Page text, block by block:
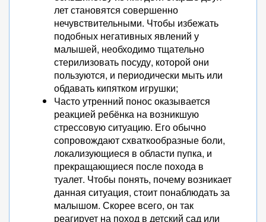
лет становятся совершенно
нечувствительными. Чтобы избежать
подобных негативных явлений у
малышей, необходимо тщательно
стерилизовать посуду, которой они
пользуются, и периодически мыть или
обдавать кипятком игрушки;
Часто утренний понос оказывается
реакцией ребёнка на возникшую
стрессовую ситуацию. Его обычно
сопровождают схваткообразные боли,
локализующиеся в области пупка, и
прекращающиеся после похода в
туалет. Чтобы понять, почему возникает
данная ситуация, стоит понаблюдать за
малышом. Скорее всего, он так
реагирует на поход в детский сад или